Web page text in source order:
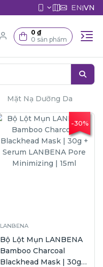
EN|VN
0 ₫
0 sản phẩm
Mặt Nạ Dưỡng Da
-30%
LANBENA
Bộ Lột Mụn LANBENA
Bamboo Charcoal
Blackhead Mask | 30g +